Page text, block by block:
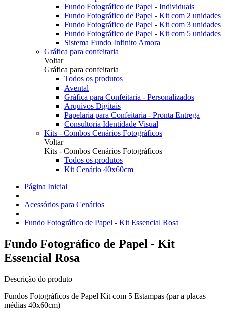
Fundo Fotográfico de Papel - Individuais
Fundo Fotográfico de Papel - Kit com 2 unidades
Fundo Fotográfico de Papel - Kit com 3 unidades
Fundo Fotográfico de Papel - Kit com 5 unidades
Sistema Fundo Infinito Amora
Gráfica para confeitaria
Voltar
Gráfica para confeitaria
Todos os produtos
Avental
Gráfica para Confeitaria - Personalizados
Arquivos Digitais
Papelaria para Confeitaria - Pronta Entrega
Consultoria Identidade Visual
Kits - Combos Cenários Fotográficos
Voltar
Kits - Combos Cenários Fotográficos
Todos os produtos
Kit Cenário 40x60cm
Página Inicial
Acessórios para Cenários
Fundo Fotográfico de Papel - Kit Essencial Rosa
Fundo Fotográfico de Papel - Kit
Essencial Rosa
Descrição do produto
Fundos Fotográficos de Papel Kit com 5 Estampas (par a placas
médias 40x60cm)